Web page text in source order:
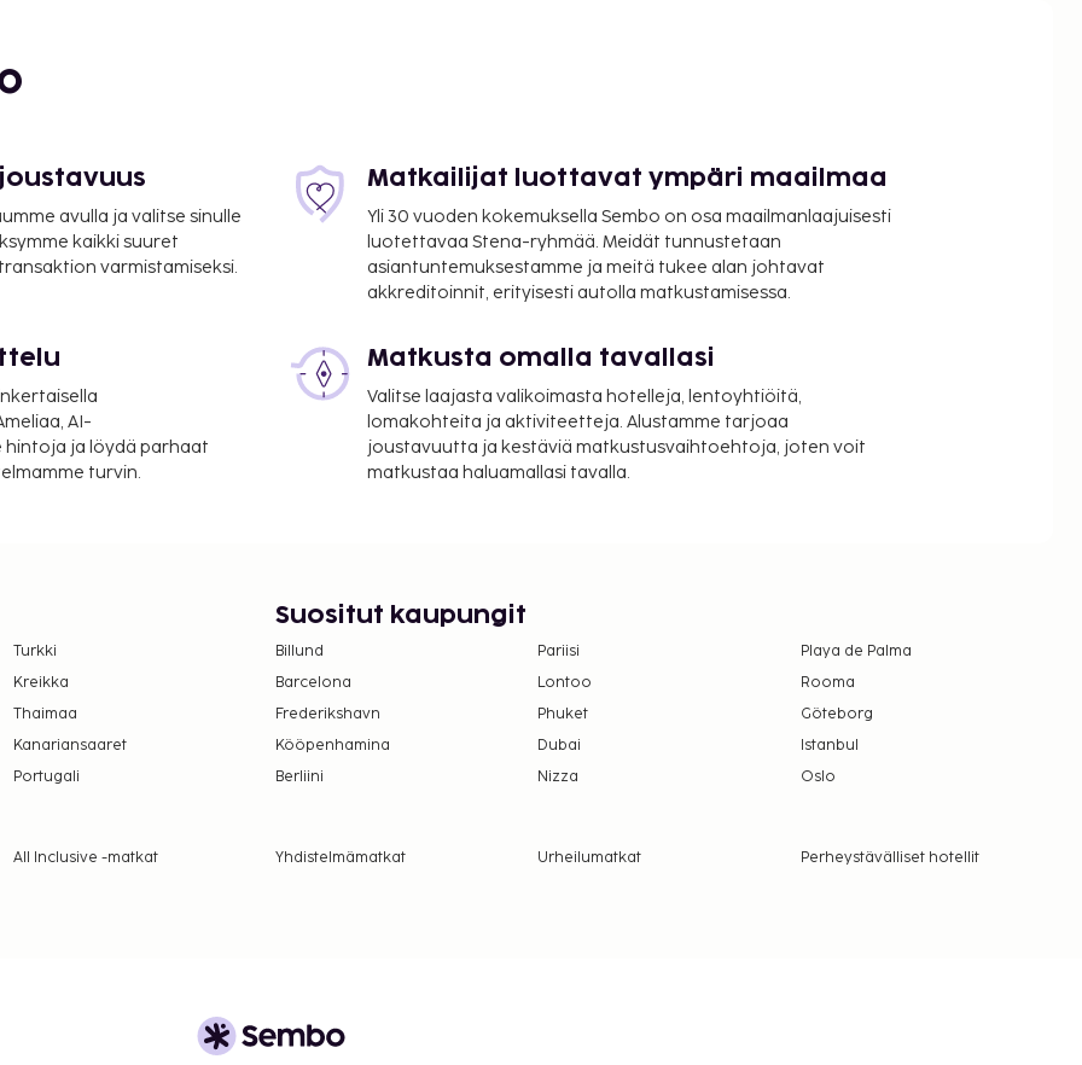
maksut.
maksut.
ja 6.50 EUR lapsille
20 EUR
eivät
avulla ja valitse sinulle
kaikki suuret
varmistamiseksi.
Matkailijat luottavat ympäri maailmaa
Yli 30 vuoden kokemuksella Sembo on osa maailmanlaajuisesti
luotettavaa Stena-ryhmää. Meidät tunnustetaan
asiantuntemuksestamme ja meitä tukee alan johtavat
akkreditoinnit, erityisesti autolla matkustamisessa.
AI-
ja löydä parhaat
turvin.
Matkusta omalla tavallasi
Valitse laajasta valikoimasta hotelleja, lentoyhtiöitä,
lomakohteita ja aktiviteetteja. Alustamme tarjoaa
joustavuutta ja kestäviä matkustusvaihtoehtoja, joten voit
matkustaa haluamallasi tavalla.
Turkki
Kreikka
Thaimaa
Kanariansaaret
Portugali
Suositut kaupungit
Billund Pariisi
Playa de Palma
Barcelona
Lontoo
Rooma
Frederikshavn
Phuket
Göteborg
Kööpenhamina
Dubai
Istanbul
Berliini
Nizza Oslo
All Inclusive -matkat Yhdistelmämatkat Urheilumatkat
Perheystävälliset hotellit